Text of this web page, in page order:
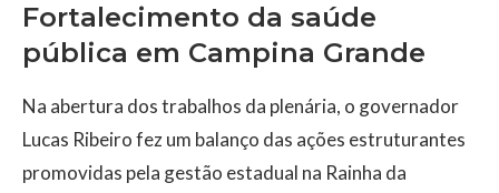
Fortalecimento da saúde
pública em Campina Grande
Na abertura dos trabalhos da plenária, o governador
Lucas Ribeiro fez um balanço das ações estruturantes
promovidas pela gestão estadual na Rainha da